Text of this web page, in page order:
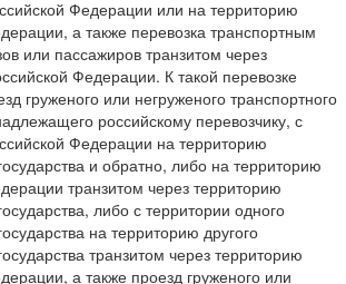
Федерации или на территорию
а также перевозка транспортным
или пассажиров транзитом через
Федерации. К такой перевозке
груженого или негруженого транспортного
российскому перевозчику, с
Федерации на территорию
и обратно, либо на территорию
транзитом через территорию
либо с территории одного
на территорию другого
транзитом через территорию
а также проезд груженого или